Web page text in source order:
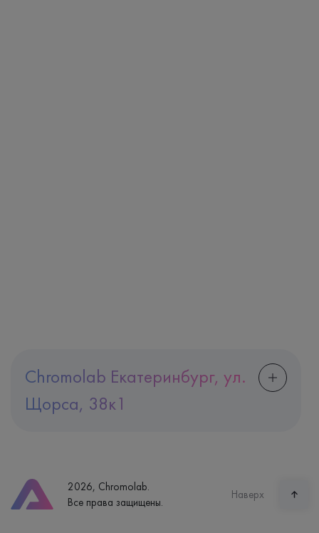
Chromolab Екатеринбург, ул.
Щорса, 38к1
Часы работы
пн-вс: 7:30-15:00
2026, Chromolab.
Все права защищены.
Наверх